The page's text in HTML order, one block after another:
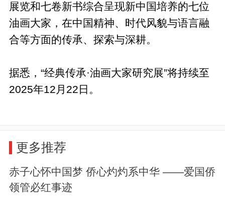
展览和七卷新书综合呈现新中国培养的七位
油画大家，在中国精神、时代风貌与语言融
合等方面的传承、探索与深耕。
据悉，“经典传承·油画大家研究展”将持续至
2025年12月22日。
更多推荐
赤子心怀中国梦 侨心灼灼系中华 ——爱国侨
领管必红事迹